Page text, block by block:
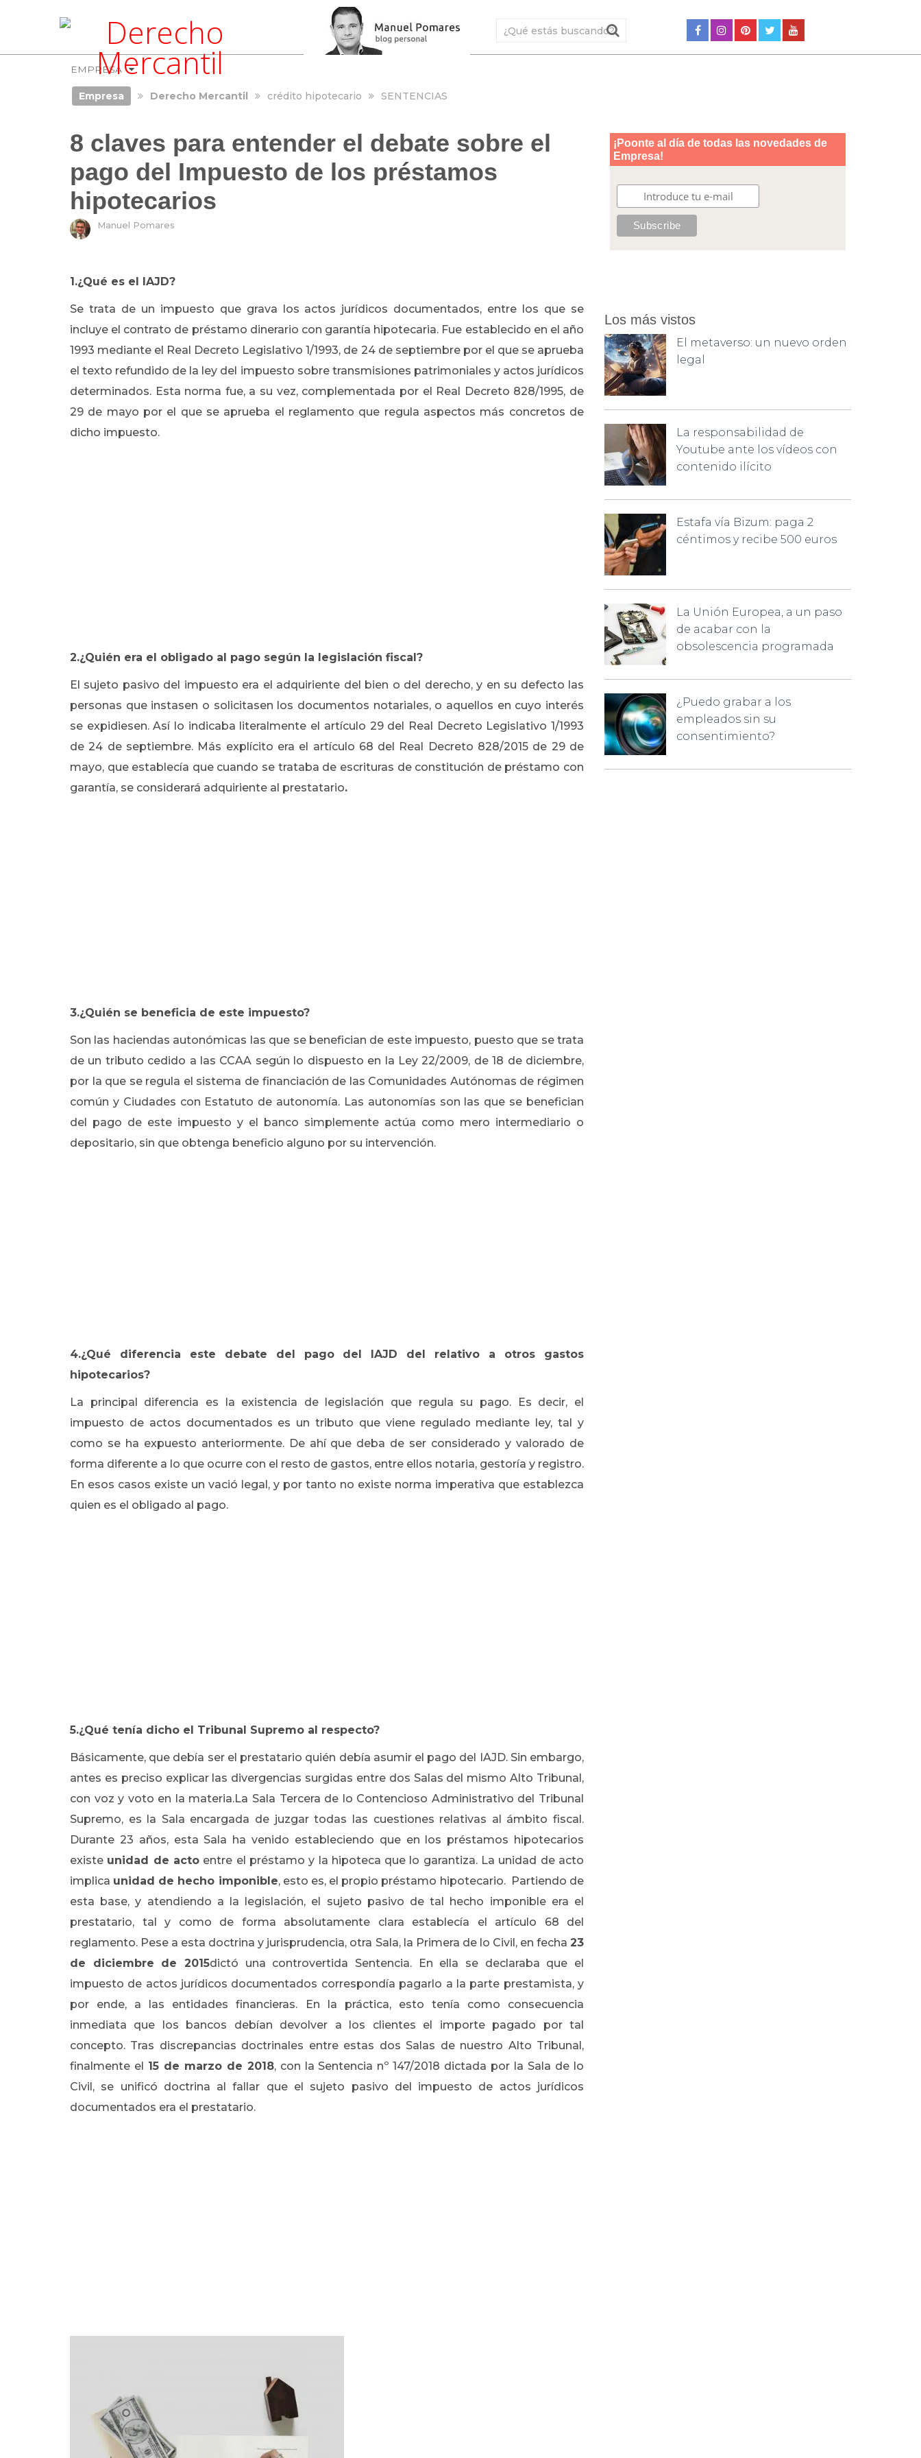
EMPRESA
Empresa Derecho Mercantil crédito hipotecario SENTENCIAS
8 claves para entender el debate sobre el
pago del Impuesto de los préstamos
hipotecarios
Manuel Pomares
1.¿Qué es el IAJD?
Se trata de un impuesto que grava los actos jurídicos documentados, entre los que se
incluye el contrato de préstamo dinerario con garantía hipotecaria. Fue establecido en el año
1993 mediante el Real Decreto Legislativo 1/1993, de 24 de septiembre por el que se aprueba
el texto refundido de la ley del impuesto sobre transmisiones patrimoniales y actos jurídicos
determinados. Esta norma fue, a su vez, complementada por el Real Decreto 828/1995, de
29 de mayo por el que se aprueba el reglamento que regula aspectos más concretos de
dicho impuesto.
2.¿Quién era el obligado al pago según la legislación fiscal?
El sujeto pasivo del impuesto era el adquiriente del bien o del derecho, y en su defecto las
personas que instasen o solicitasen los documentos notariales, o aquellos en cuyo interés
se expidiesen. Así lo indicaba literalmente el artículo 29 del Real Decreto Legislativo 1/1993
de 24 de septiembre. Más explícito era el artículo 68 del Real Decreto 828/2015 de 29 de
mayo, que establecía que cuando se trataba de escrituras de constitución de préstamo con
garantía, se considerará adquiriente al prestatario.
3.¿Quién se beneficia de este impuesto?
Son las haciendas autonómicas las que se benefician de este impuesto, puesto que se trata
de un tributo cedido a las CCAA según lo dispuesto en la Ley 22/2009, de 18 de diciembre,
por la que se regula el sistema de financiación de las Comunidades Autónomas de régimen
común y Ciudades con Estatuto de autonomía. Las autonomías son las que se benefician
del pago de este impuesto y el banco simplemente actúa como mero intermediario o
depositario, sin que obtenga beneficio alguno por su intervención.
4.¿Qué diferencia este debate del pago del IAJD del relativo a otros gastos
hipotecarios?
La principal diferencia es la existencia de legislación que regula su pago. Es decir, el
impuesto de actos documentados es un tributo que viene regulado mediante ley, tal y
como se ha expuesto anteriormente. De ahí que deba de ser considerado y valorado de
forma diferente a lo que ocurre con el resto de gastos, entre ellos notaria, gestoría y registro.
En esos casos existe un vació legal, y por tanto no existe norma imperativa que establezca
quien es el obligado al pago.
5.¿Qué tenía dicho el Tribunal Supremo al respecto?
Básicamente, que debía ser el prestatario quién debía asumir el pago del IAJD. Sin embargo,
antes es preciso explicar las divergencias surgidas entre dos Salas del mismo Alto Tribunal,
con voz y voto en la materia.La Sala Tercera de lo Contencioso Administrativo del Tribunal
Supremo, es la Sala encargada de juzgar todas las cuestiones relativas al ámbito fiscal.
Durante 23 años, esta Sala ha venido estableciendo que en los préstamos hipotecarios
existe unidad de actoentre el préstamo y la hipoteca que lo garantiza. La unidad de acto
implica unidad de hecho imponible, esto es, el propio préstamo hipotecario. Partiendo de
esta base, y atendiendo a la legislación, el sujeto pasivo de tal hecho imponible era el
prestatario, tal y como de forma absolutamente clara establecía el artículo 68 del
reglamento. Pese a esta doctrina y jurisprudencia, otra Sala, la Primera de lo Civil, en fecha 23
de diciembre de 2015dictó una controvertida Sentencia. En ella se declaraba que el
impuesto de actos jurídicos documentados correspondía pagarlo a la parte prestamista, y
por ende, a las entidades financieras. En la práctica, esto tenía como consecuencia
inmediata que los bancos debían devolver a los clientes el importe pagado por tal
concepto. Tras discrepancias doctrinales entre estas dos Salas de nuestro Alto Tribunal,
finalmente el 15 de marzo de 2018, con la Sentencia nº 147/2018 dictada por la Sala de lo
Civil, se unificó doctrina al fallar que el sujeto pasivo del impuesto de actos jurídicos
documentados era el prestatario.
Los más vistos
El metaverso: un nuevo orden
legal
La responsabilidad de
Youtube ante los vídeos con
contenido ilícito
Estafa vía Bizum: paga 2
céntimos y recibe 500 euros
La Unión Europea, a un paso
de acabar con la
obsolescencia programada
¿Puedo grabar a los
empleados sin su
consentimiento?